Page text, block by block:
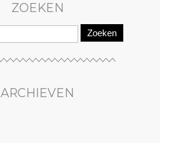
ZOEKEN
Zoeken
ARCHIEVEN